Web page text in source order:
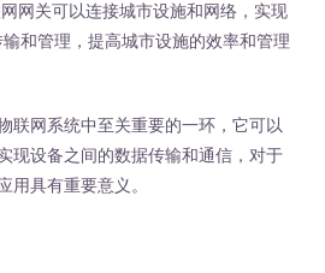
关可以连接城市设施和网络，实现
和管理，提高城市设施的效率和管理
网系统中至关重要的一环，它可以
现设备之间的数据传输和通信，对于
用具有重要意义。